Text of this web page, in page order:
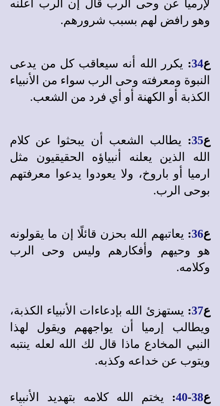
لإرميا عن وحى الرب قال إن الرب أعلنه
وهو رافض لهم بسبب شرورهم.
ع34
: يكرر الله أنه سيعاقب كل من يدعى
النبوة ومعرفته وحى الرب سواء من الأنبياء
الكذبة أو الكهنة أو أي فرد من الشعب.
ع35
: يطالب الشعب أن يبحثوا عن كلام
الله الذين يعلنه أنبياؤه الحقيقيون مثل
ارميا أو باروخ، ولا يعودوا يدعوا معرفتهم
بوحى الرب.
ع36
: يعاتبهم الله بحزن قائلًا إن ما يقولونه
هو وحيهم وأفكارهم وليس وحى الرب
وكلامه.
ع37
: يستهزئ الله بإدعاءات الأنبياء الكذبة،
ويطالب إرميا أن يواجههم ويقول لهذا
النبي المخادع ماذا قال لك الله لعله ينتبه
ويتوب عن خداعه وكذبه.
ع38
-
40
: يختم الله كلامه بتهديد الأنبياء